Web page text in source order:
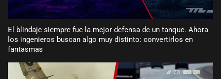
El blindaje siempre fue la mejor defensa de un tanque. Ahora
los ingenieros buscan algo muy distinto: convertirlos en
fantasmas